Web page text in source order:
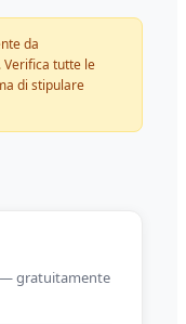
da
tutte le
di stipulare
— gratuitamente